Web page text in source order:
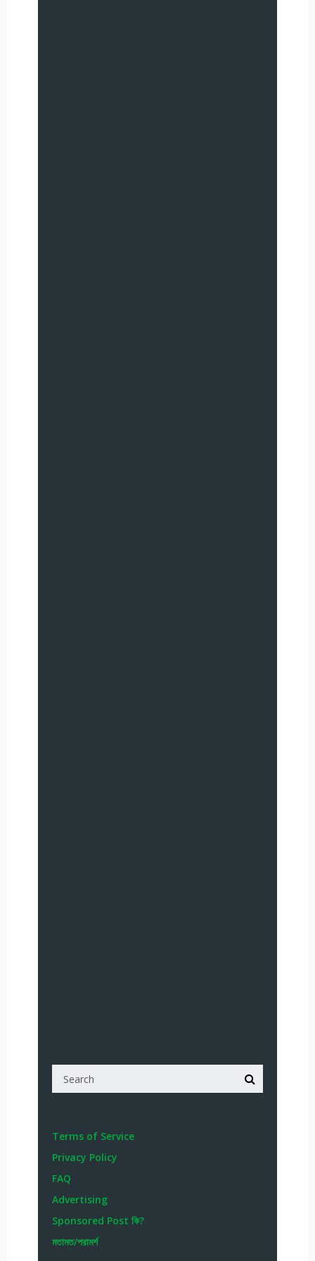
Terms of Service
Privacy Policy
FAQ
Advertising
Sponsored Post কি?
মতামত/পরামর্শ